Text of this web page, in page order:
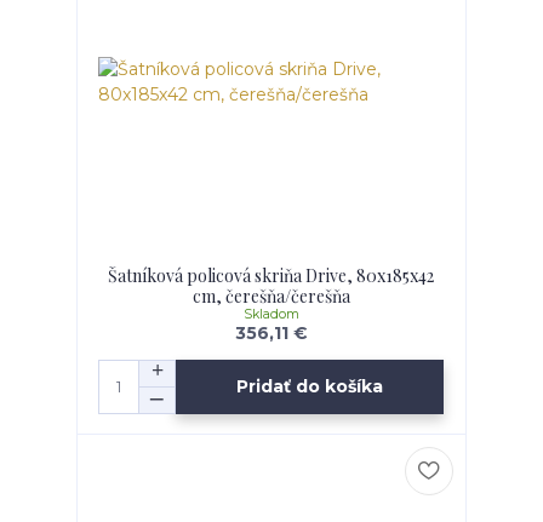
Šatníková policová skriňa Drive, 80x185x42
cm, čerešňa/čerešňa
356,11 €
Skladom
Pridať do košíka